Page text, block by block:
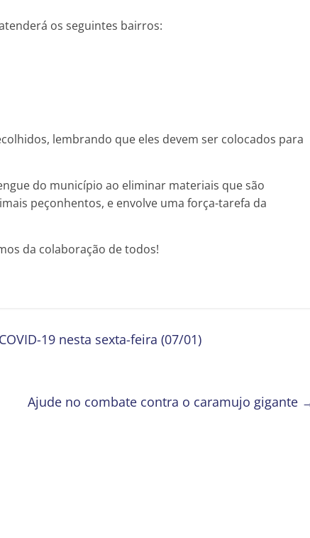
os seguintes bairros:
lembrando que eles devem ser colocados para
do município ao eliminar materiais que são
peçonhentos, e envolve uma força-tarefa da
da colaboração de todos!
19 nesta sexta-feira (07/01)
Ajude no combate contra o caramujo gigante